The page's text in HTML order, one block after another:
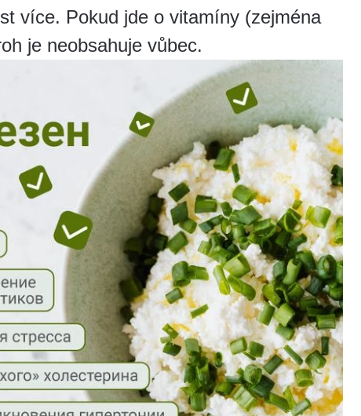
více. Pokud jde o vitamíny (zejména
je neobsahuje vůbec.